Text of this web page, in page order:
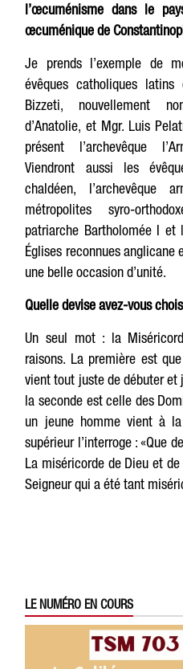
l’œcuménisme dans le
œcuménique de
Je prends l’exemple de
évêques catholiques
Bizzeti, nouvellement
d’Anatolie, et Mgr. Luis
présent l’archevêque
Viendront aussi les
chaldéen, l’archevêque
métropolites syro-
patriarche Bartholomée I et
Églises reconnues anglicane
une belle occasion d’unité.
Quelle devise avez-vous
Un seul mot : la
raisons. La première est
vient tout juste de débuter et
la seconde est celle des
un jeune homme vient à
supérieur l’interroge : «Que
La miséricorde de Dieu et de
Seigneur qui a été tant
LE NUMÉRO EN COURS